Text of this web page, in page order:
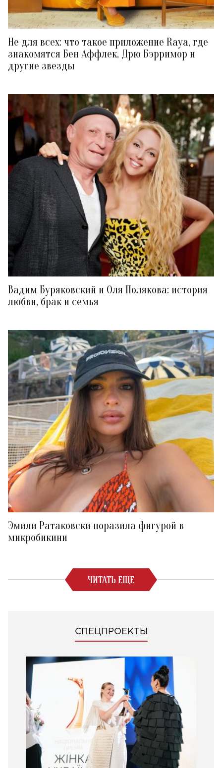
Не для всех: что такое приложение Raya, где
знакомятся Бен Аффлек, Дрю Бэрримор и
другие звезды
Вадим Буряковский и Оля Полякова: история
любви, брак и семья
Эмили Ратаковски поразила фигурой в
микробикини
ЧИТАТЬ ЕЩЕ
СПЕЦПРОЕКТЫ